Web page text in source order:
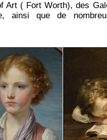
Art ( Fort Worth), des
ainsi que de